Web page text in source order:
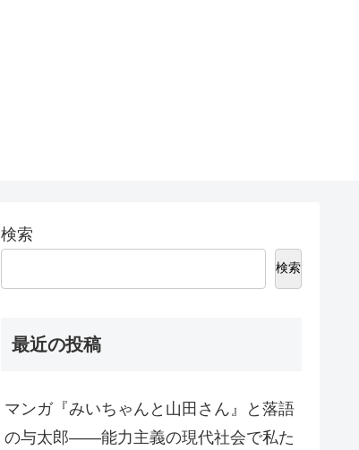
検索
検索
最近の投稿
マンガ『みいちゃんと山田さん』と落語
の与太郎——能力主義の現代社会で私た